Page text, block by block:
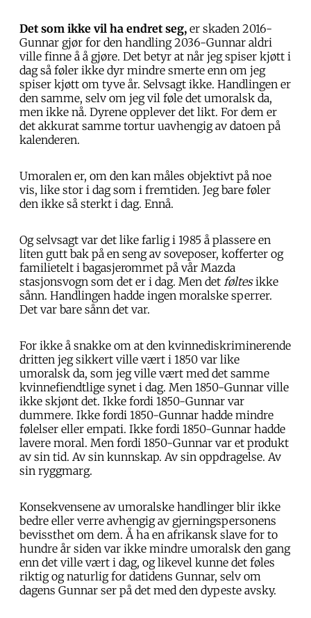
Det som ikke vil ha endret seg, er skaden 2016-
Gunnar gjør for den handling 2036-Gunnar aldri
ville finne å å gjøre. Det betyr at når jeg spiser kjøtt i
dag så føler ikke dyr mindre smerte enn om jeg
spiser kjøtt om tyve år. Selvsagt ikke. Handlingen er
den samme, selv om jeg vil føle det umoralsk da,
men ikke nå. Dyrene opplever det likt. For dem er
det akkurat samme tortur uavhengig av datoen på
kalenderen.
Umoralen er, om den kan måles objektivt på noe
vis, like stor i dag som i fremtiden. Jeg bare føler
den ikke så sterkt i dag. Ennå.
Og selvsagt var det like farlig i 1985 å plassere en
liten gutt bak på en seng av soveposer, kofferter og
familietelt i bagasjerommet på vår Mazda
stasjonsvogn som det er i dag. Men det føltesikke
sånn. Handlingen hadde ingen moralske sperrer.
Det var bare sånn det var.
For ikke å snakke om at den kvinnediskriminerende
dritten jeg sikkert ville vært i 1850 var like
umoralsk da, som jeg ville vært med det samme
kvinnefiendtlige synet i dag. Men 1850-Gunnar ville
ikke skjønt det. Ikke fordi 1850-Gunnar var
dummere. Ikke fordi 1850-Gunnar hadde mindre
følelser eller empati. Ikke fordi 1850-Gunnar hadde
lavere moral. Men fordi 1850-Gunnar var et produkt
av sin tid. Av sin kunnskap. Av sin oppdragelse. Av
sin ryggmarg.
Konsekvensene av umoralske handlinger blir ikke
bedre eller verre avhengig av gjerningspersonens
bevissthet om dem. Å ha en afrikansk slave for to
hundre år siden var ikke mindre umoralsk den gang
enn det ville vært i dag, og likevel kunne det føles
riktig og naturlig for datidens Gunnar, selv om
dagens Gunnar ser på det med den dypeste avsky.